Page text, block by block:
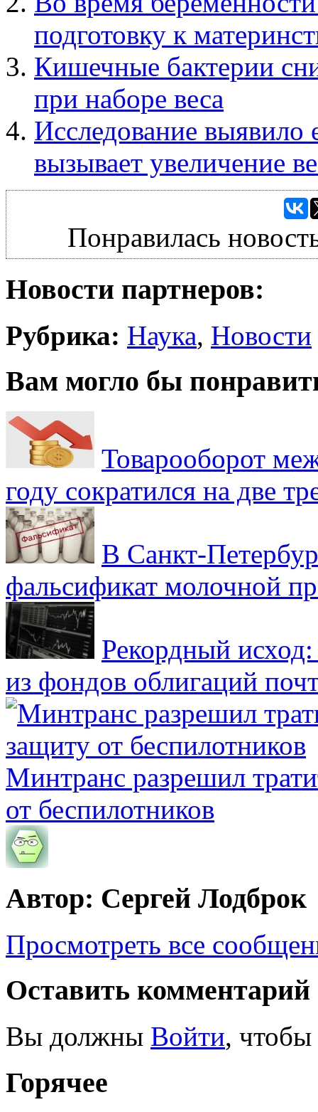
подготовку к
Кишечные бактерии
при наборе веса
Исследование выявило
вызывает увеличение
Понравилась
Новости партнеров:
Рубрика: Наука, Новости
Вам могло бы
Товарооборот
году сократился на две
В Санкт-
фальсификат молочной
Рекордный
из фондов облигаций
Минтранс разрешил
от беспилотников
Автор: Сергей Лодброк
Просмотреть все
Оставить комментарий
Вы должны Войти, чтобы
Горячее